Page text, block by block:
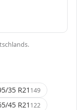
35 R21 149
45 R21 122